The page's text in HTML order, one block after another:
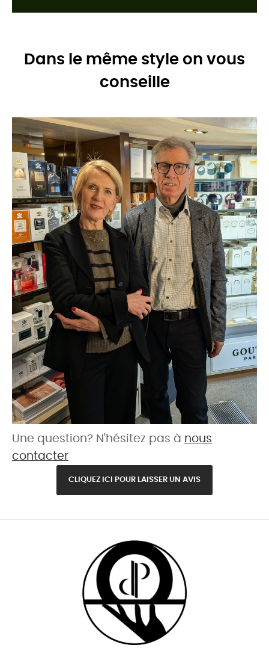
Dans le même style on vous
conseille
Une question? N'hésitez pas à nous
contacter
CLIQUEZ ICI POUR LAISSER UN AVIS